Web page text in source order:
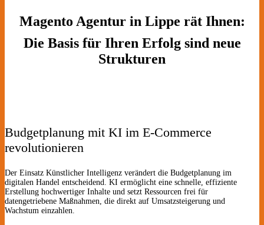
Magento Agentur in Lippe rät Ihnen:
Die Basis für Ihren Erfolg sind neue
Strukturen
Budgetplanung mit KI im E-Commerce
revolutionieren
Der Einsatz Künstlicher Intelligenz verändert die Budgetplanung im
digitalen Handel entscheidend. KI ermöglicht eine schnelle, effiziente
Erstellung hochwertiger Inhalte und setzt Ressourcen frei für
datengetriebene Maßnahmen, die direkt auf Umsatzsteigerung und
Wachstum einzahlen.